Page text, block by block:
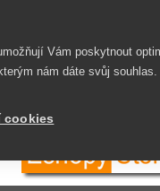
Vám poskytnout
nám dáte svůj souhlas.
cookies